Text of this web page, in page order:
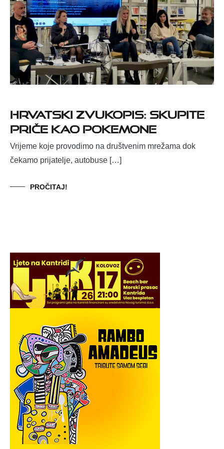
Hrvatski Zvukopis: skupite
priče kao Pokemone
Vrijeme koje provodimo na društvenim mrežama dok
čekamo prijatelje, autobuse […]
PROČITAJ!